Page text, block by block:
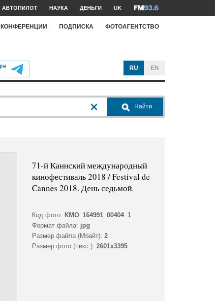
АВТОПИЛОТ НАУКА ДЕНЬГИ UK
КОНФЕРЕНЦИИ ПОДПИСКА ФОТОАГЕНТСТВО
RU EN
Найти
71-й Каннский международный
кинофестиваль 2018 / Festival de
Cannes 2018. День седьмой.
Код фото: KMO_164991_00404_1
Формат файла: jpg
Размер файла (Мбайт): 2
Размер фото (пикс.): 2601x3395